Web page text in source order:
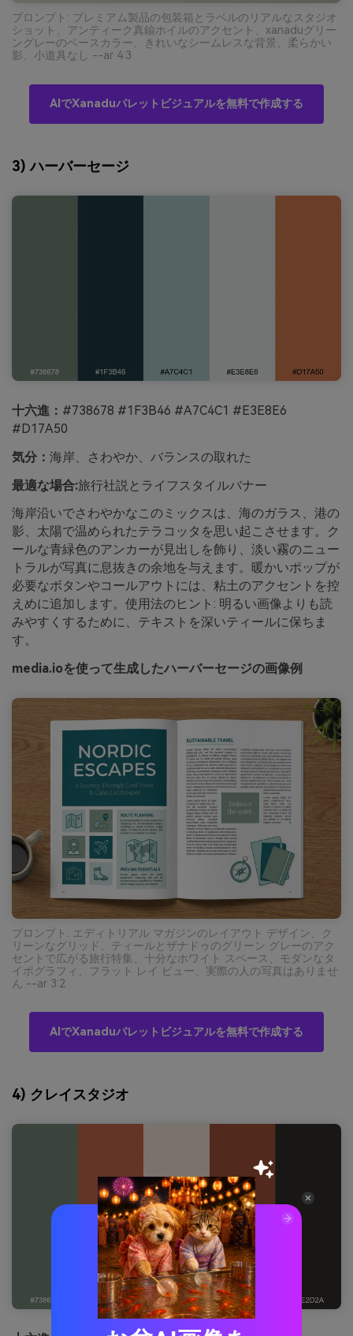
プロンプト: プレミアム製品の包装箱とラベルのリアルなスタジオ
ショット、アンティーク真鍮ホイルのアクセント、xanaduグリー
ングレーのベースカラー、きれいなシームレスな背景、柔らかい
影、小道具なし --ar 4:3
AIでXanaduパレットビジュアルを無料で作成する
3) ハーバーセージ
十六進： #738678 #1F3B46 #A7C4C1 #E3E8E6
#D17A50
気分： 海岸、さわやか、バランスの取れた
最適な場合:旅行社説とライフスタイルバナー
海岸沿いでさわやかなこのミックスは、海のガラス、港の
影、太陽で温められたテラコッタを思い起こさせます。ク
ールな青緑色のアンカーが見出しを飾り、淡い霧のニュー
トラルが写真に息抜きの余地を与えます。暖かいポップが
必要なボタンやコールアウトには、粘土のアクセントを控
えめに追加します。使用法のヒント: 明るい画像よりも読
みやすくするために、テキストを深いティールに保ちま
す。
media.ioを使って生成したハーバーセージの画像例
プロンプト: エディトリアル マガジンのレイアウト デザイン、ク
リーンなグリッド、ティールとザナドゥのグリーン グレーのアク
セントで広がる旅行特集、十分なホワイト スペース、モダンなタ
イポグラフィ、フラット レイ ビュー、実際の人の写真はありませ
ん --ar 3:2
AIでXanaduパレットビジュアルを無料で作成する
4) クレイスタジオ